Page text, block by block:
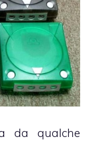
da qualche